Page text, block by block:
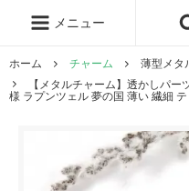
メニュー
ホーム チャーム
薄型メタ
【メタルチャーム】透かしパ
様 ラプンツェル 夢の国 薄い 繊細